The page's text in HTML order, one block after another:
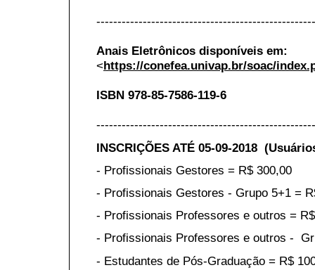
Anais Eletrônicos disponíveis em:
<https://conefea.univap.br/soac/
ISBN 978-85-7586-119-6
INSCRIÇÕES ATÉ 05-09-2018
- Profissionais Gestores = R$ 300,00
- Profissionais Gestores - Grupo 5+1 =
- Profissionais Professores e outros =
- Profissionais Professores e outros -
- Estudantes de Pós-Graduação = R$